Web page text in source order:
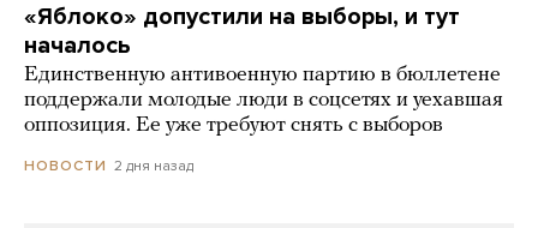
«Яблоко» допустили на выборы, и тут
началось
Единственную антивоенную партию в бюллетене
поддержали молодые люди в соцсетях и уехавшая
оппозиция. Ее уже требуют снять с выборов
НОВОСТИ 2 дня назад